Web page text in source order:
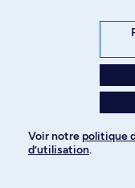
Voyez les thèses ou
Voir notre politique
d’utilisation.